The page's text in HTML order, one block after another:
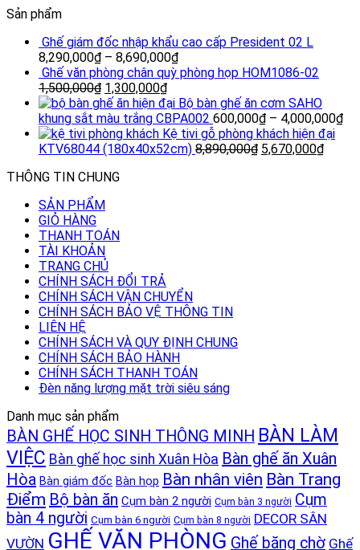
Sản phẩm
Ghế giám đốc nhập khẩu cao cấp President 02 L
8,290,000₫ – 8,690,000₫
Ghế văn phòng chân quỳ phòng họp HOM1086-02
1,500,000₫ 1,300,000₫
Bộ bàn ghế ăn cơm SAHO
khung sắt màu trắng CBPA002 600,000₫ – 4,000,000₫
Kệ tivi gỗ phòng khách hiện đại
KTV68044 (180x40x52cm) 8,890,000₫ 5,670,000₫
THÔNG TIN CHUNG
SẢN PHẨM
GIỎ HÀNG
THANH TOÁN
TÀI KHOẢN
TRANG CHỦ
CHÍNH SÁCH ĐỔI TRẢ
CHÍNH SÁCH VẬN CHUYỂN
CHÍNH SÁCH BẢO VỆ THÔNG TIN
LIÊN HỆ
CHÍNH SÁCH VÀ QUY ĐỊNH CHUNG
CHÍNH SÁCH BẢO HÀNH
CHÍNH SÁCH THANH TOÁN
Đèn năng lượng mặt trời siêu sáng
Danh mục sản phẩm
BÀN GHẾ HỌC SINH THÔNG MINH BÀN LÀM
VIỆC Bàn ghế học sinh Xuân Hòa Bàn ghế ăn Xuân
Hòa Bàn giám đốc Bàn họp Bàn nhân viên Bàn Trang
Điểm Bộ bàn ăn Cụm bàn 2 người Cụm bàn 3 người Cụm
bàn 4 người Cụm bàn 6 người Cụm bàn 8 người DECOR SÂN
VƯỜN GHẾ VĂN PHÒNG Ghế băng chờ Ghế